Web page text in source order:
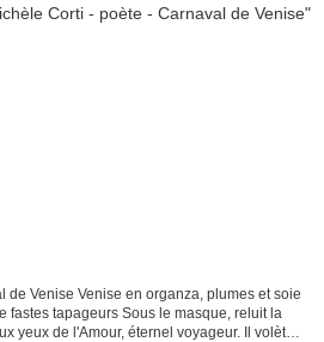
de Venise Venise en organza, plumes et soie
fastes tapageurs Sous le masque, reluit la
yeux de l'Amour, éternel voyageur. Il volète,